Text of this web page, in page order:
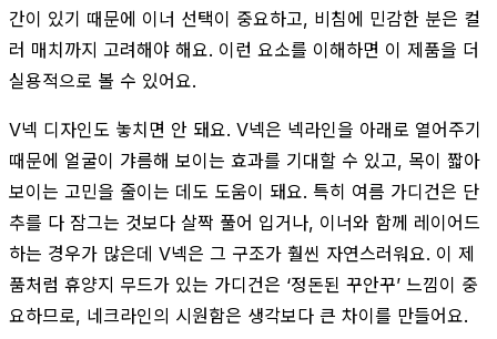
간이 있기 때문에 이너 선택이 중요하고, 비침에 민감한 분은 컬
러 매치까지 고려해야 해요. 이런 요소를 이해하면 이 제품을 더
실용적으로 볼 수 있어요.
V넥 디자인도 놓치면 안 돼요. V넥은 넥라인을 아래로 열어주기
때문에 얼굴이 갸름해 보이는 효과를 기대할 수 있고, 목이 짧아
보이는 고민을 줄이는 데도 도움이 돼요. 특히 여름 가디건은 단
추를 다 잠그는 것보다 살짝 풀어 입거나, 이너와 함께 레이어드
하는 경우가 많은데 V넥은 그 구조가 훨씬 자연스러워요. 이 제
품처럼 휴양지 무드가 있는 가디건은 ‘정돈된 꾸안꾸’ 느낌이 중
요하므로, 네크라인의 시원함은 생각보다 큰 차이를 만들어요.